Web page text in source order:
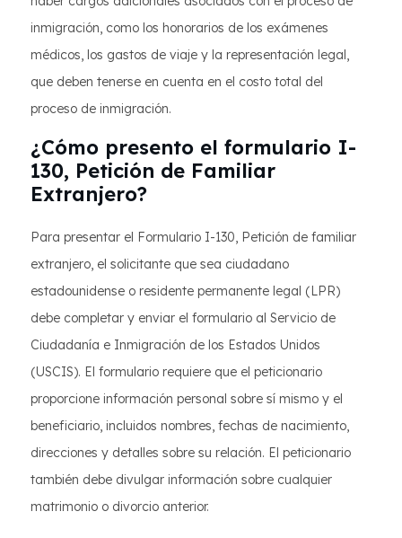
inmigración, como los honorarios de los exámenes
médicos, los gastos de viaje y la representación legal,
que deben tenerse en cuenta en el costo total del
proceso de inmigración.
¿Cómo presento el formulario I-
130, Petición de Familiar
Extranjero?
Para presentar el Formulario I-130, Petición de familiar
extranjero, el solicitante que sea ciudadano
estadounidense o residente permanente legal (LPR)
debe completar y enviar el formulario al Servicio de
Ciudadanía e Inmigración de los Estados Unidos
(USCIS). El formulario requiere que el peticionario
proporcione información personal sobre sí mismo y el
beneficiario, incluidos nombres, fechas de nacimiento,
direcciones y detalles sobre su relación. El peticionario
también debe divulgar información sobre cualquier
matrimonio o divorcio anterior.